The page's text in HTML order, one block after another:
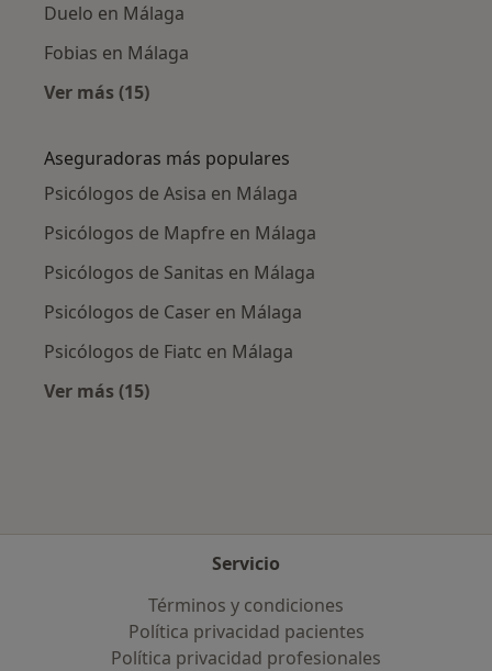
Duelo en Málaga
Fobias en Málaga
Ver más (15)
Aseguradoras más populares
Psicólogos de Asisa en Málaga
Psicólogos de Mapfre en Málaga
Psicólogos de Sanitas en Málaga
Psicólogos de Caser en Málaga
Psicólogos de Fiatc en Málaga
Ver más (15)
Servicio
Términos y condiciones
Política privacidad pacientes
Política privacidad profesionales